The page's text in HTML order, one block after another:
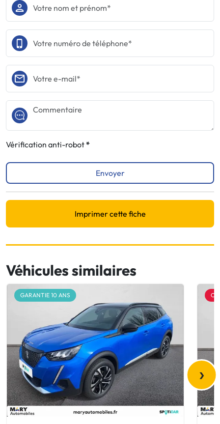
Vérification anti-robot
Envoyer
Imprimer cette fiche
Véhicules similaires
GARANTIE 10 ANS
›